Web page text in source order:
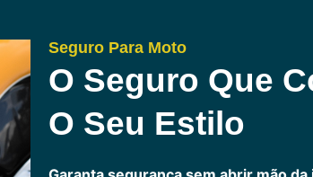
Seguro Para Moto
O Seguro Que
O Seu Estilo